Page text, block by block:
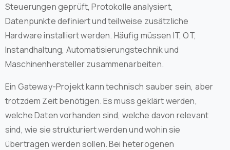
Steuerungen geprüft, Protokolle analysiert,
Datenpunkte definiert und teilweise zusätzliche
Hardware installiert werden. Häufig müssen IT, OT,
Instandhaltung, Automatisierungstechnik und
Maschinenhersteller zusammenarbeiten.
Ein Gateway-Projekt kann technisch sauber sein, aber
trotzdem Zeit benötigen. Es muss geklärt werden,
welche Daten vorhanden sind, welche davon relevant
sind, wie sie strukturiert werden und wohin sie
übertragen werden sollen. Bei heterogenen